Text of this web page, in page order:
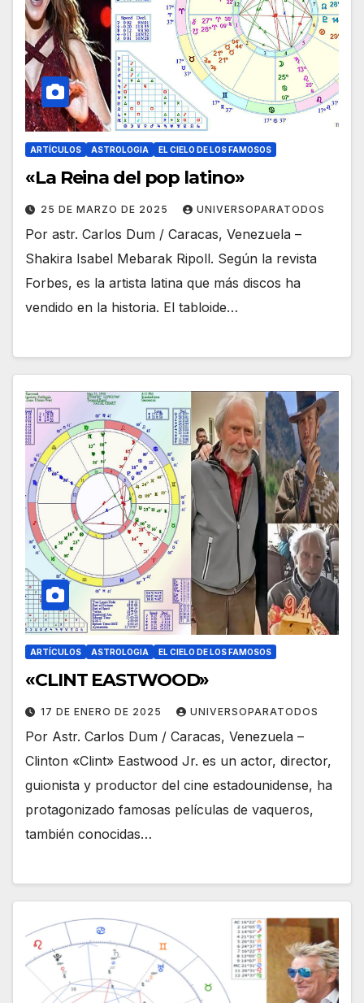
ARTÍCULOS ASTROLOGIA EL CIELO DE LOS FAMOSOS
«La Reina del pop latino»
25 DE MARZO DE 2025 UNIVERSOPARATODOS
Por astr. Carlos Dum / Caracas, Venezuela –
Shakira Isabel Mebarak Ripoll. Según la revista
Forbes, es la artista latina que más discos ha
vendido en la historia.​ El tabloide…
ARTÍCULOS ASTROLOGIA EL CIELO DE LOS FAMOSOS
«CLINT EASTWOOD»
17 DE ENERO DE 2025 UNIVERSOPARATODOS
Por Astr. Carlos Dum / Caracas, Venezuela –
Clinton «Clint» Eastwood Jr. es un actor, director,
guionista y productor del cine estadounidense, ha
protagonizado famosas películas de vaqueros,
también conocidas…